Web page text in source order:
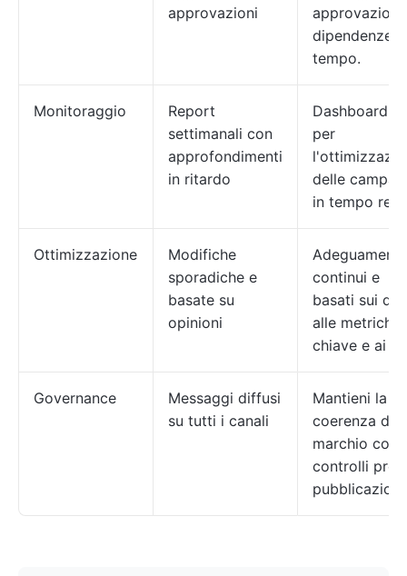
approvazioni
approvazioni
dipendenze
tempo.
Monitoraggio
Report
settimanali con
approfondimenti
in ritardo
Dashboard
per
delle
in tempo
Ottimizzazione
Modifiche
sporadiche e
basate su
opinioni
Adeguamenti
continui e
basati sui
alle metriche
chiave e ai
Governance
Messaggi diffusi
su tutti i canali
Mantieni la
coerenza del
marchio con i
controlli pre-